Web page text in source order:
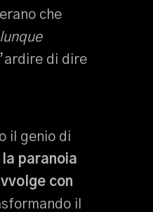
che
di dire
il genio di
paranoia
con
il